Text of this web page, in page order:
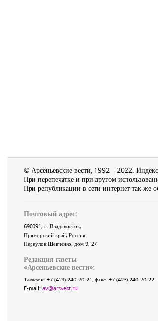
© Арсеньевские вести, 1992—2022.
При перепечатке и при другом
При републикации в сети интернет так же
Почтовый адрес:
690091, г. Владивосток,
Приморский край, Россия.
Переулок Шевченко, дом 9, 27
Редакция газеты
«Арсеньевские вести»:
Телефон: +7 (423) 240-70-21, факс: +7 (423) 240-70-22
E-mail: av@arsvest.ru